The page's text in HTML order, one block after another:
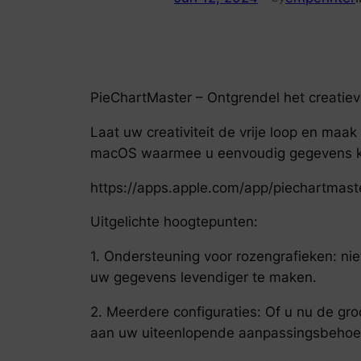
PieChartMaster – Ontgrendel het
Laat uw creativiteit de vrije loop en
macOS waarmee u eenvoudig
https://apps.apple.com/app/
Uitgelichte hoogtepunten:
1. Ondersteuning voor rozengrafieken:
uw gegevens levendiger te maken.
2. Meerdere configuraties: Of u nu de
aan uw uiteenlopende